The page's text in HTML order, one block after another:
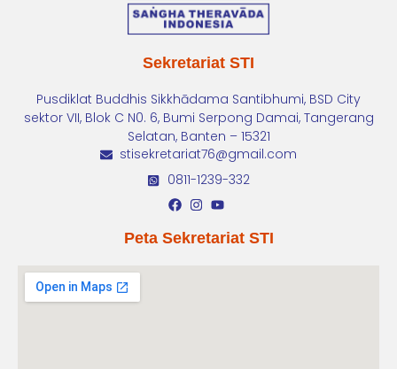
Sekretariat STI
Pusdiklat Buddhis Sikkhādama Santibhumi, BSD City
sektor VII, Blok C N0. 6, Bumi Serpong Damai, Tangerang
Selatan, Banten – 15321
stisekretariat76@gmail.com
0811-1239-332
Peta Sekretariat STI